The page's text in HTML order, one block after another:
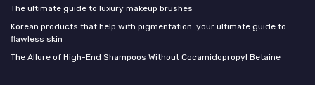
The ultimate guide to luxury makeup brushes
Korean products that help with pigmentation: your ultimate guide to
flawless skin
The Allure of High-End Shampoos Without Cocamidopropyl Betaine